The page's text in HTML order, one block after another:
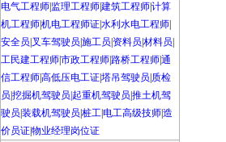
电气工程师 监理工程师建筑工程师计算
机工程师机电工程师证水利水电工程师
安全员 叉车驾驶员 施工员 资料员 材料员
工民建工程师市政工程师路桥工程师通
信工程师高低压电工证塔吊驾驶员 质检
员 挖掘机驾驶员|起重机驾驶员 推土机驾
驶员 装载机驾驶员 桩工电工高级技师造
价员证物业经理岗位证